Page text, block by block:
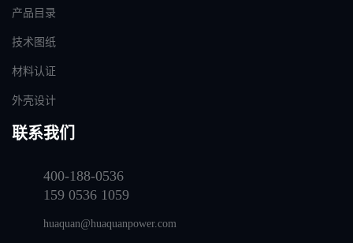
产品目录
技术图纸
材料认证
外壳设计
联系我们
400-188-0536
159 0536 1059
huaquan@huaquanpower.com